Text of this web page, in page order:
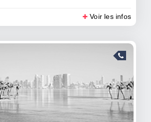
Voir les infos